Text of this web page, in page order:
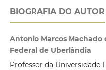
BIOGRAFIA DO AUTOR
Antonio Marcos Machado
Federal de Uberlândia
Professor da Universidade